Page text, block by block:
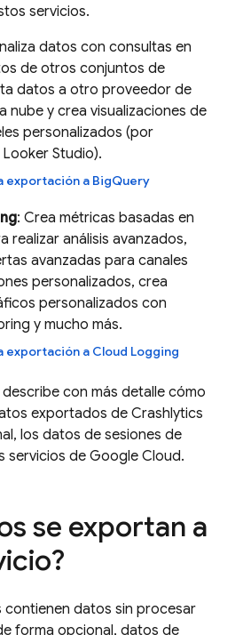
servicios.
datos con consultas en
de otros conjuntos de
datos a otro proveedor de
nube y crea visualizaciones de
personalizados (por
Looker Studio).
exportación a BigQuery
: Crea métricas basadas en
realizar análisis avanzados,
avanzadas para canales
personalizados, crea
personalizados con
y mucho más.
exportación a Cloud Logging
con más detalle cómo
exportados de Crashlytics
los datos de sesiones de
servicios de Google Cloud.
se exportan a
contienen datos sin procesar
forma opcional, datos de